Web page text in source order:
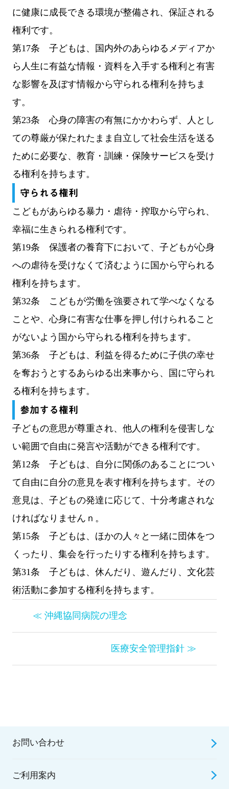
に健康に成長できる環境が整備され、保証される
権利です。
第17条 子どもは、国内外のあらゆるメディアか
ら人生に有益な情報・資料を入手する権利と有害
な影響を及ぼす情報から守られる権利を持ちま
す。
第23条 心身の障害の有無にかかわらず、人とし
ての尊厳が保たれたまま自立して社会生活を送る
ために必要な、教育・訓練・保険サービスを受け
る権利を持ちます。
守られる権利
こどもがあらゆる暴力・虐待・搾取から守られ、
幸福に生きられる権利です。
第19条 保護者の養育下において、子どもが心身
への虐待を受けなくて済むように国から守られる
権利を持ちます。
第32条 こどもが労働を強要されて学べなくなる
ことや、心身に有害な仕事を押し付けられること
がないよう国から守られる権利を持ちます。
第36条 子どもは、利益を得るために子供の幸せ
を奪おうとするあらゆる出来事から、国に守られ
る権利を持ちます。
参加する権利
子どもの意思が尊重され、他人の権利を侵害しな
い範囲で自由に発言や活動ができる権利です。
第12条 子どもは、自分に関係のあることについ
て自由に自分の意見を表す権利を持ちます。その
意見は、子どもの発達に応じて、十分考慮されな
ければなりませんｎ。
第15条 子どもは、ほかの人々と一緒に団体をつ
くったり、集会を行ったりする権利を持ちます。
第31条 子どもは、休んだり、遊んだり、文化芸
術活動に参加する権利を持ちます。
≪ 沖縄協同病院の理念
医療安全管理指針 ≫
お問い合わせ
ご利用案内